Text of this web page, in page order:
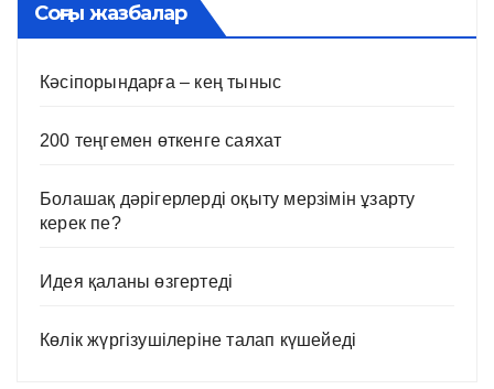
Соңғы жазбалар
Кәсіпорындарға – кең тыныс
200 теңгемен өткенге саяхат
Болашақ дәрігерлерді оқыту мерзімін ұзарту
керек пе?
Идея қаланы өзгертеді
Көлік жүргізушілеріне талап күшейеді